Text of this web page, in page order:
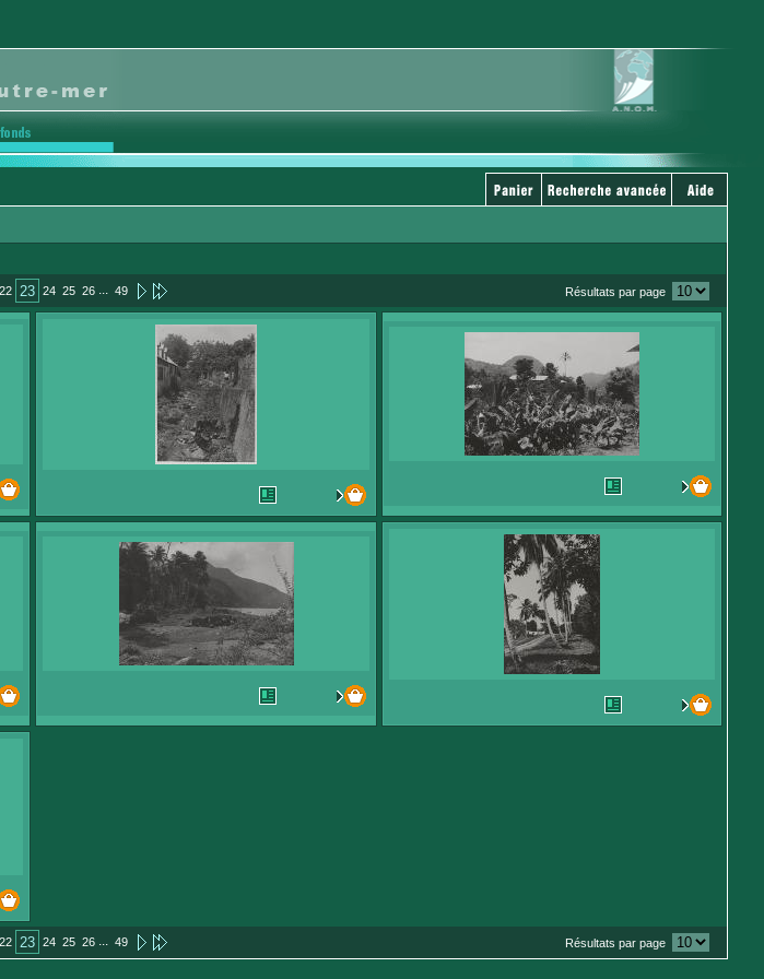
22 23 24 25 26 ... 49 Résultats par page
22 23 24 25 26 ... 49 Résultats par page